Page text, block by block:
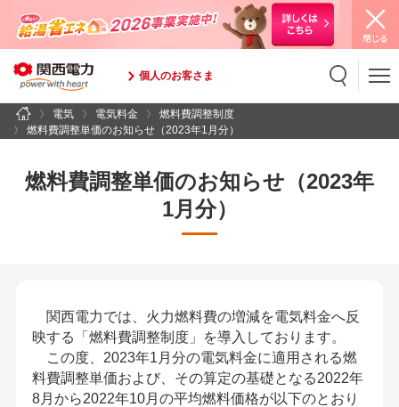
個人のお客さま
検索キーワード入力
電気 電気料金
燃料費調整制度
燃料費調整単価のお知らせ（2023年1月分）
燃料費調整単価のお知らせ（2023年
1月分）
関西電力では、火力燃料費の増減を電気料金へ反
映する「燃料費調整制度」を導入しております。
この度、2023年1月分の電気料金に適用される燃
料費調整単価および、その算定の基礎となる2022年
8月から2022年10月の平均燃料価格が以下のとおり